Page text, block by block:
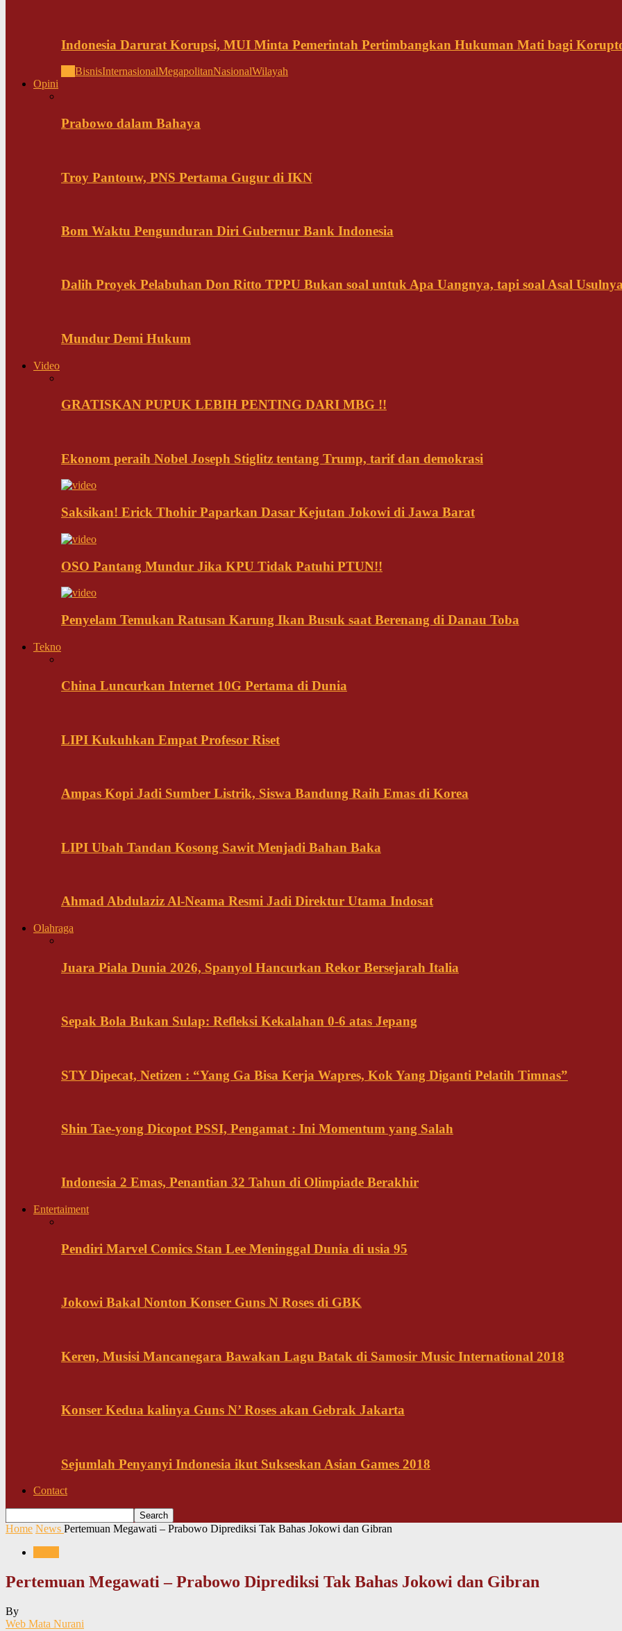
Indonesia Darurat Korupsi, MUI Minta Pemerintah Pertimbangkan Hukuman Mati bagi
BisnisInternasionalMegapolitanNasionalWilayah
Opini
Prabowo dalam Bahaya
Troy Pantouw, PNS Pertama Gugur di IKN
Bom Waktu Pengunduran Diri Gubernur Bank Indonesia
Dalih Proyek Pelabuhan Don Ritto TPPU Bukan soal untuk Apa Uangnya, tapi soal Asal
Mundur Demi Hukum
Video
GRATISKAN PUPUK LEBIH PENTING DARI MBG !!
Ekonom peraih Nobel Joseph Stiglitz tentang Trump, tarif dan demokrasi
Saksikan! Erick Thohir Paparkan Dasar Kejutan Jokowi di Jawa Barat
OSO Pantang Mundur Jika KPU Tidak Patuhi PTUN!!
Penyelam Temukan Ratusan Karung Ikan Busuk saat Berenang di Danau Toba
Tekno
China Luncurkan Internet 10G Pertama di Dunia
LIPI Kukuhkan Empat Profesor Riset
Ampas Kopi Jadi Sumber Listrik, Siswa Bandung Raih Emas di Korea
LIPI Ubah Tandan Kosong Sawit Menjadi Bahan Baka
Ahmad Abdulaziz Al-Neama Resmi Jadi Direktur Utama Indosat
Olahraga
Juara Piala Dunia 2026, Spanyol Hancurkan Rekor Bersejarah Italia
Sepak Bola Bukan Sulap: Refleksi Kekalahan 0-6 atas Jepang
STY Dipecat, Netizen : “Yang Ga Bisa Kerja Wapres, Kok Yang Diganti Pelatih Timnas”
Shin Tae-yong Dicopot PSSI, Pengamat : Ini Momentum yang Salah
Indonesia 2 Emas, Penantian 32 Tahun di Olimpiade Berakhir
Entertaiment
Pendiri Marvel Comics Stan Lee Meninggal Dunia di usia 95
Jokowi Bakal Nonton Konser Guns N Roses di GBK
Keren, Musisi Mancanegara Bawakan Lagu Batak di Samosir Music International 2018
Konser Kedua kalinya Guns N’ Roses akan Gebrak Jakarta
Sejumlah Penyanyi Indonesia ikut Sukseskan Asian Games 2018
Contact
Home News Pertemuan Megawati – Prabowo Diprediksi Tak Bahas Jokowi dan Gibran
Pertemuan Megawati – Prabowo Diprediksi Tak Bahas Jokowi dan Gibran
By
Web Mata Nurani